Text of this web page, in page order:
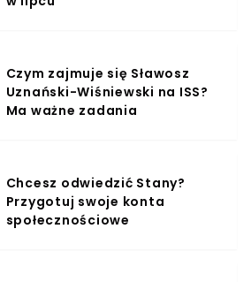
Czym zajmuje się Sławosz
Uznański-Wiśniewski na ISS?
Ma ważne zadania
Chcesz odwiedzić Stany?
Przygotuj swoje konta
społecznościowe